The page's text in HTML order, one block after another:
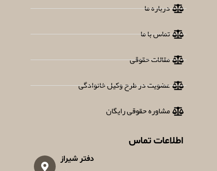
درباره ما
تماس با ما
مقالات حقوقی
عضویت در طرح وکیل خانوادگی
مشاوره حقوقی رایگان
اطلاعات تماس
دفتر شیراز